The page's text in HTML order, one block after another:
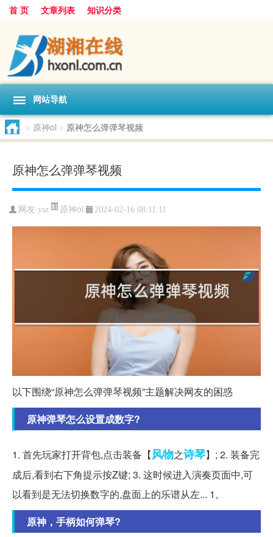
首 页 文章列表 知识分类
网站导航
> 原神ol > 原神怎么弹弹琴视频
原神怎么弹弹琴视频
网友:ysz 原神ol 2024-02-16 08:11:11
以下围绕“原神怎么弹弹琴视频”主题解决网友的困惑
原神弹琴怎么设置成数字?
1. 首先玩家打开背包,点击装备【风物之诗琴】; 2. 装备完
成后,看到右下角提示按Z键; 3. 这时候进入演奏页面中,可
以看到是无法切换数字的,盘面上的乐谱从左... 1。
原神，手柄如何弹琴?